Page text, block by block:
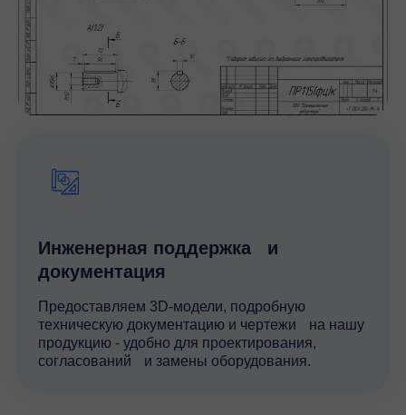
Инженерная поддержка и
документация
Предоставляем 3D-модели, подробную
техническую документацию и чертежи на нашу
продукцию - удобно для проектирования,
согласований и замены оборудования.